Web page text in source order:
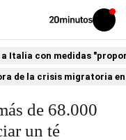
Volver
Iniciar
sesión
a Italia con medidas
de la crisis migratoria
de 68.000
un té